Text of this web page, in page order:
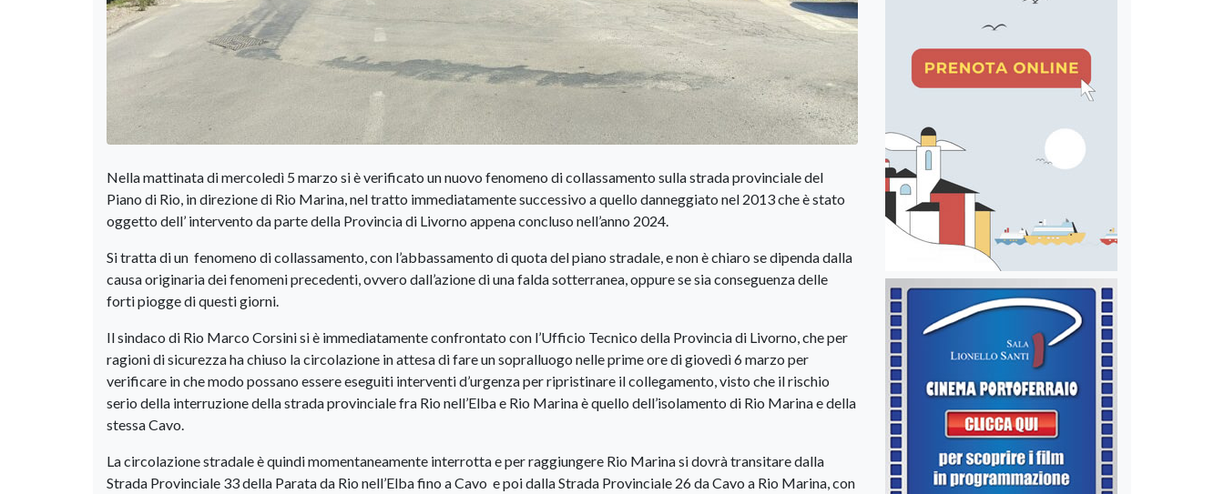
Nella mattinata di mercoledì 5 marzo si è verificato un nuovo fenomeno di collassamento sulla strada provinciale del
Piano di Rio, in direzione di Rio Marina, nel tratto immediatamente successivo a quello danneggiato nel 2013 che è stato
oggetto dell’ intervento da parte della Provincia di Livorno appena concluso nell’anno 2024.
Si tratta di un fenomeno di collassamento, con l’abbassamento di quota del piano stradale, e non è chiaro se dipenda dalla
causa originaria dei fenomeni precedenti, ovvero dall’azione di una falda sotterranea, oppure se sia conseguenza delle
forti piogge di questi giorni.
Il sindaco di Rio Marco Corsini si è immediatamente confrontato con l’Ufficio Tecnico della Provincia di Livorno, che per
ragioni di sicurezza ha chiuso la circolazione in attesa di fare un sopralluogo nelle prime ore di giovedì 6 marzo per
verificare in che modo possano essere eseguiti interventi d’urgenza per ripristinare il collegamento, visto che il rischio
serio della interruzione della strada provinciale fra Rio nell’Elba e Rio Marina è quello dell’isolamento di Rio Marina e della
stessa Cavo.
La circolazione stradale è quindi momentaneamente interrotta e per raggiungere Rio Marina si dovrà transitare dalla
Strada Provinciale 33 della Parata da Rio nell’Elba fino a Cavo e poi dalla Strada Provinciale 26 da Cavo a Rio Marina, con